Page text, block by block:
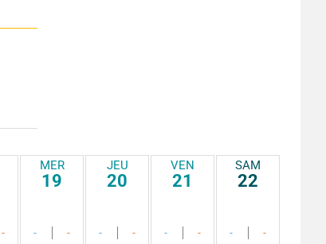
-
MER
19
- -
JEU
20
- -
VEN
21
- -
SAM
22
- -